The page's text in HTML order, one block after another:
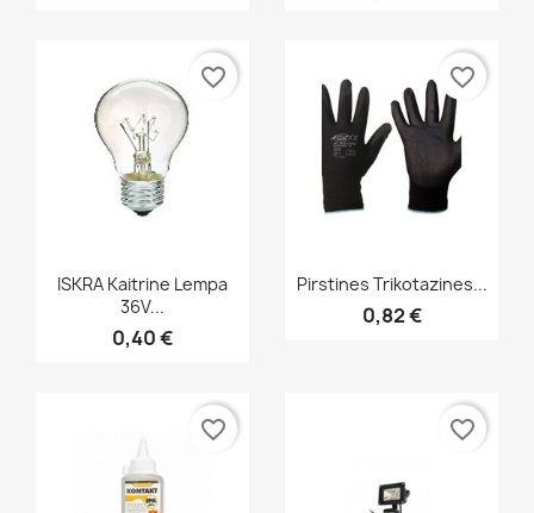
Greita peržiūra
ISKRA Kaitrine Lempa
36V...
0,40 €
favorite_border
Greita peržiūra
Pirstines Trikotazines...
0,82 €
favorite_border
favorite_border favorite_border